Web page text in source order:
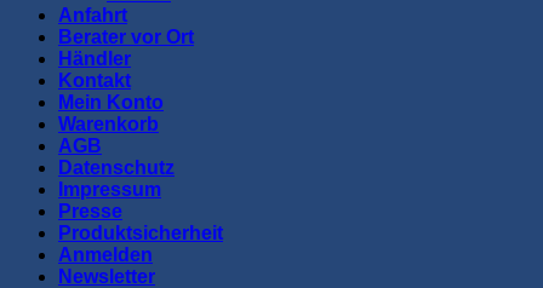
Anfahrt
Berater vor Ort
Händler
Kontakt
Mein Konto
Warenkorb
AGB
Datenschutz
Impressum
Presse
Produktsicherheit
Anmelden
Newsletter